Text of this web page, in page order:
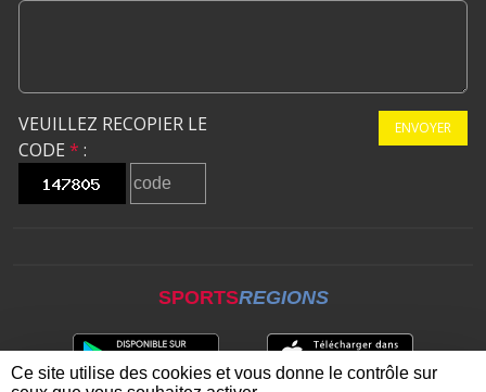
VEUILLEZ RECOPIER LE
CODE * :
ENVOYER
SPORTSREGIONS
Ce site utilise des cookies et vous donne le contrôle sur